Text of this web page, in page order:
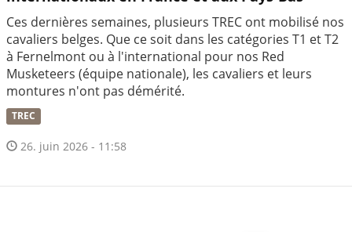
Ces dernières semaines, plusieurs TREC ont mobilisé nos
cavaliers belges. Que ce soit dans les catégories T1 et T2
à Fernelmont ou à l'international pour nos Red
Musketeers (équipe nationale), les cavaliers et leurs
montures n'ont pas démérité.
TREC
26. juin 2026 - 11:58